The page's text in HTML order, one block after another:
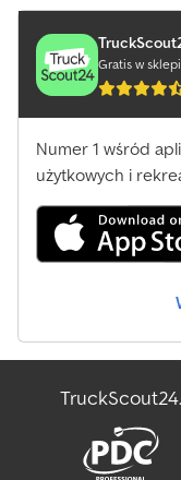
Gratis w
Numer 1 wśród
użytkowych i